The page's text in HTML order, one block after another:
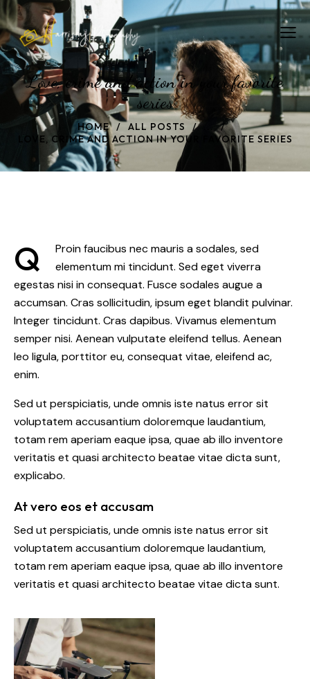
Love, crime and action in your favorite
series
HOME ALL POSTS
LOVE, CRIME AND ACTION IN YOUR FAVORITE SERIES
Q
Proin faucibus nec mauris a sodales, sed
elementum mi tincidunt. Sed eget viverra
egestas nisi in consequat. Fusce sodales augue a
accumsan. Cras sollicitudin, ipsum eget blandit pulvinar.
Integer tincidunt. Cras dapibus. Vivamus elementum
semper nisi. Aenean vulputate eleifend tellus. Aenean
leo ligula, porttitor eu, consequat vitae, eleifend ac,
enim.
Sed ut perspiciatis, unde omnis iste natus error sit
voluptatem accusantium doloremque laudantium,
totam rem aperiam eaque ipsa, quae ab illo inventore
veritatis et quasi architecto beatae vitae dicta sunt,
explicabo.
At vero eos et accusam
Sed ut perspiciatis, unde omnis iste natus error sit
voluptatem accusantium doloremque laudantium,
totam rem aperiam eaque ipsa, quae ab illo inventore
veritatis et quasi architecto beatae vitae dicta sunt.